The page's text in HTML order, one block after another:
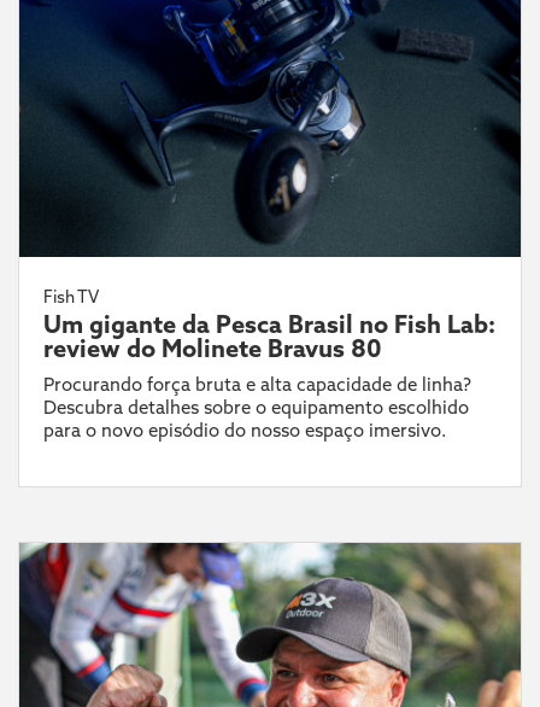
Fish TV
Um gigante da Pesca Brasil no Fish Lab:
review do Molinete Bravus 80
Procurando força bruta e alta capacidade de linha?
Descubra detalhes sobre o equipamento escolhido
para o novo episódio do nosso espaço imersivo.